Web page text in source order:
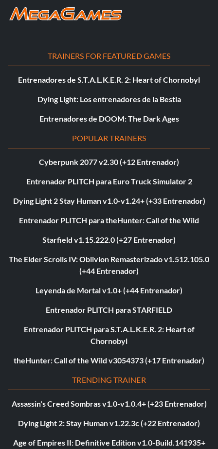
TRAINERS FOR FEATURED GAMES
Entrenadores de S.T.A.L.K.E.R. 2: Heart of Chornobyl
Dying Light: Los entrenadores de la Bestia
Entrenadores de DOOM: The Dark Ages
POPULAR TRAINERS
Cyberpunk 2077 v2.30 (+12 Entrenador)
Entrenador PLITCH para Euro Truck Simulator 2
Dying Light 2 Stay Human v1.0-v1.24+ (+33 Entrenador)
Entrenador PLITCH para theHunter: Call of the Wild
Starfield v1.15.222.0 (+27 Entrenador)
The Elder Scrolls IV: Oblivion Remasterizado v1.512.105.0
(+44 Entrenador)
Leyenda de Mortal v1.0+ (+44 Entrenador)
Entrenador PLITCH para STARFIELD
Entrenador PLITCH para S.T.A.L.K.E.R. 2: Heart of
Chornobyl
theHunter: Call of the Wild v3054373 (+17 Entrenador)
TRENDING TRAINER
Assassin's Creed Sombras v1.0-v1.0.4+ (+23 Entrenador)
Dying Light 2: Stay Human v1.22.3c (+22 Entrenador)
Age of Empires II: Definitive Edition v1.0-Build.141935+